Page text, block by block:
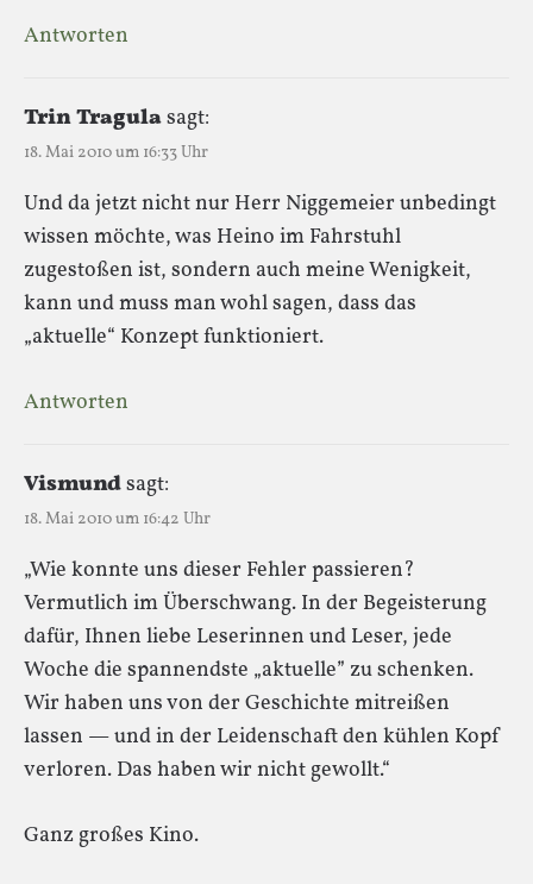
Antworten
Trin Tragulasagt:
18. Mai 2010 um 16:33 Uhr
Und da jetzt nicht nur Herr Niggemeier unbedingt
wissen möchte, was Heino im Fahrstuhl
zugestoßen ist, sondern auch meine Wenigkeit,
kann und muss man wohl sagen, dass das
„aktuelle“ Konzept funktioniert.
Antworten
Vismundsagt:
18. Mai 2010 um 16:42 Uhr
„Wie konnte uns dieser Fehler passieren?
Vermutlich im Überschwang. In der Begeisterung
dafür, Ihnen liebe Leserinnen und Leser, jede
Woche die spannendste „aktuelle” zu schenken.
Wir haben uns von der Geschichte mitreißen
lassen — und in der Leidenschaft den kühlen Kopf
verloren. Das haben wir nicht gewollt.“
Ganz großes Kino.